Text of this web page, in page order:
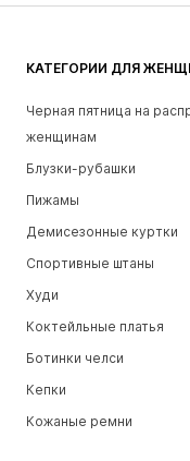
КАТЕГОРИИ ДЛЯ
Черная пятница на
женщинам
Блузки-рубашки
Пижамы
Демисезонные куртки
Спортивные штаны
Худи
Коктейльные платья
Ботинки челси
Кепки
Кожаные ремни